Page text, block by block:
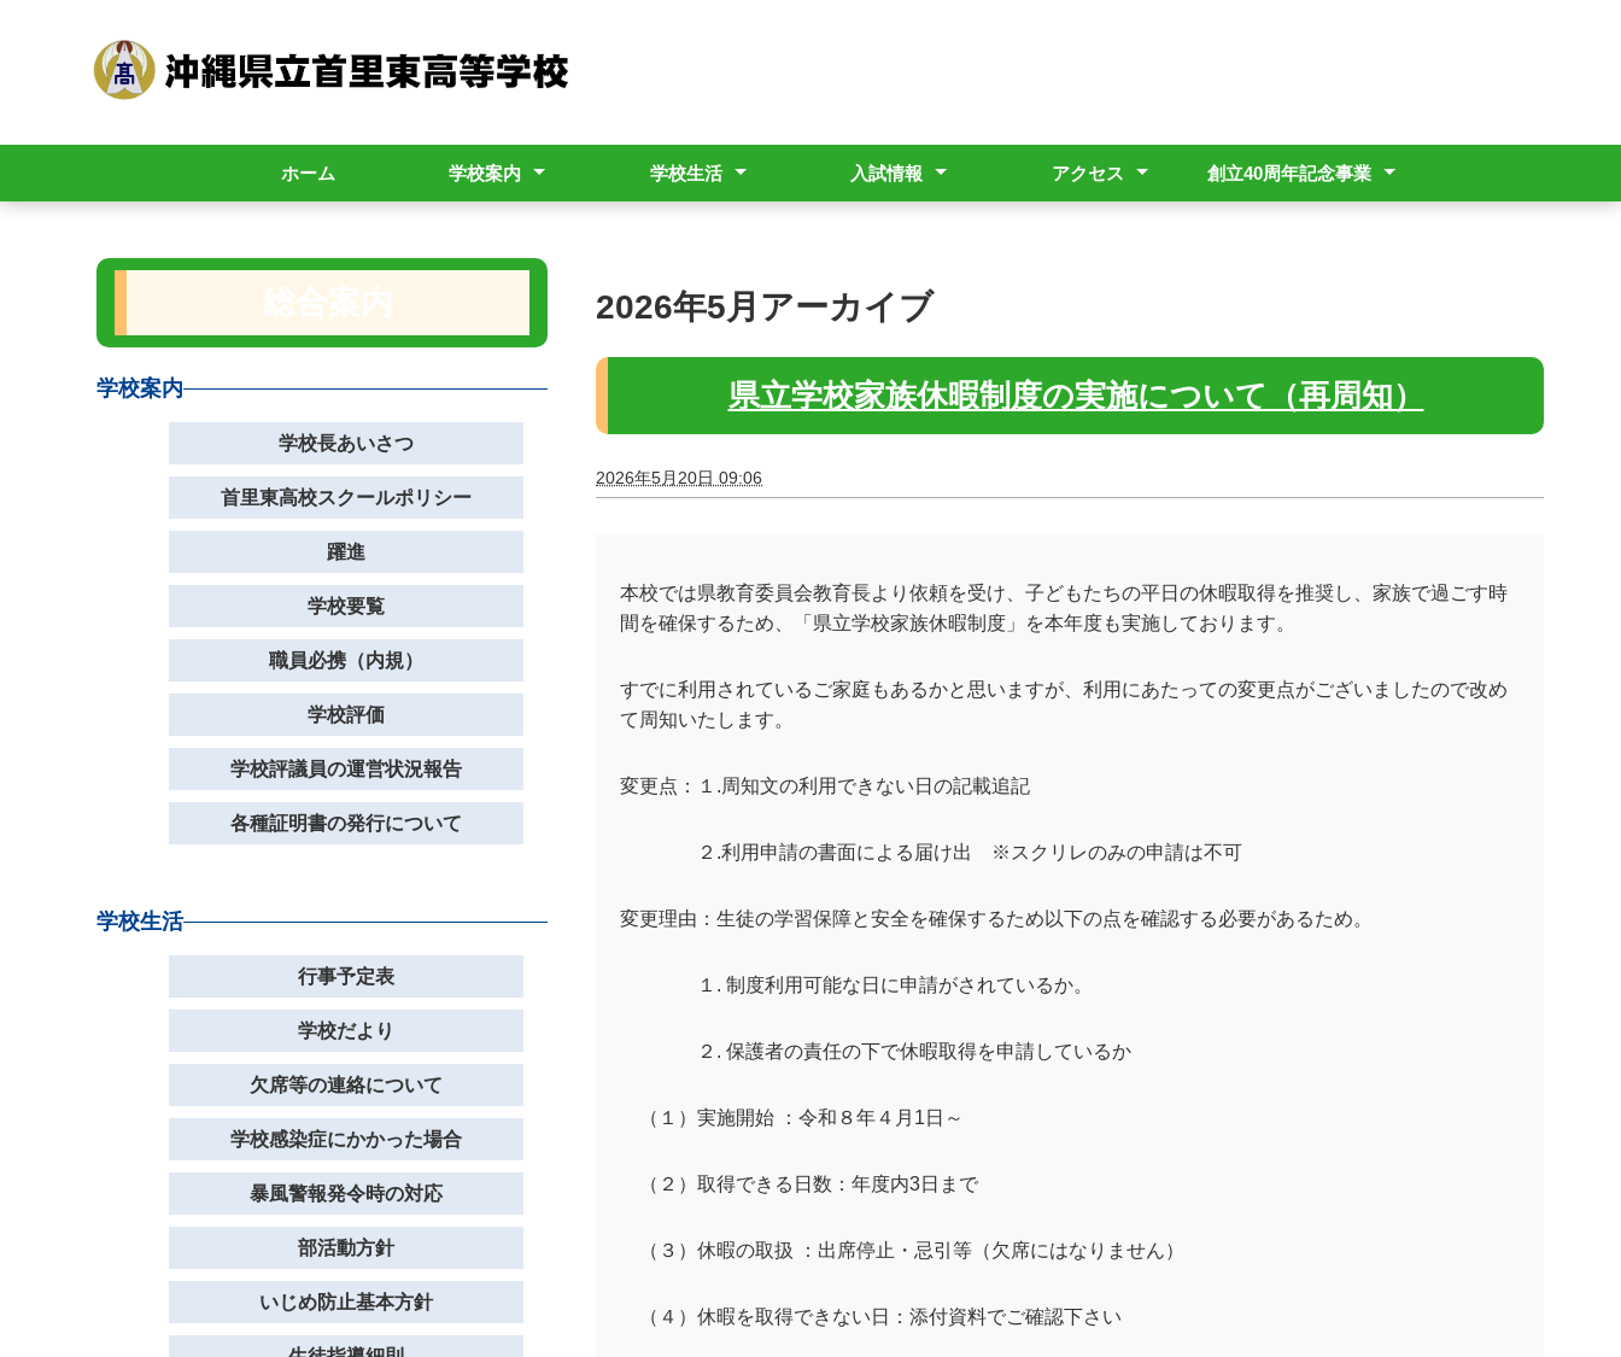
ホーム 学校案内 学校生活 入試情報 アクセス 創立40周年記念事業
2026年5月アーカイブ
県立学校家族休暇制度の実施について（再周知）
2026年5月20日 09:06
本校では県教育委員会教育長より依頼を受け、子どもたちの平日の休暇取得を推奨し、家族で過ごす時
間を確保するため、「県立学校家族休暇制度」を本年度も実施しております。
すでに利用されているご家庭もあるかと思いますが、利用にあたっての変更点がございましたので改め
て周知いたします。
変更点：１ .周知文の利用できない日の記載追記
２ .利用申請の書面による届け出 ※スクリレのみの申請は不可
変更理由：生徒の学習保障と安全を確保するため以下の点を確認する必要があるため。
１ . 制度利用可能な日に申請がされているか。
２ . 保護者の責任の下で休暇取得を申請しているか
（１）実施開始 ：令和８年４月 1 日～
（２）取得できる日数：年度内3日まで
（３）休暇の取扱 ：出席停止・忌引等（欠席にはなりません）
（４）休暇を取得できない日：添付資料でご確認下さい
学校案内
学校長あいさつ
首里東高校スクールポリシー
躍進
学校要覧
職員必携（内規）
学校評価
学校評議員の運営状況報告
各種証明書の発行について
学校生活
行事予定表
学校だより
欠席等の連絡について
学校感染症にかかった場合
暴風警報発令時の対応
部活動方針
いじめ防止基本方針